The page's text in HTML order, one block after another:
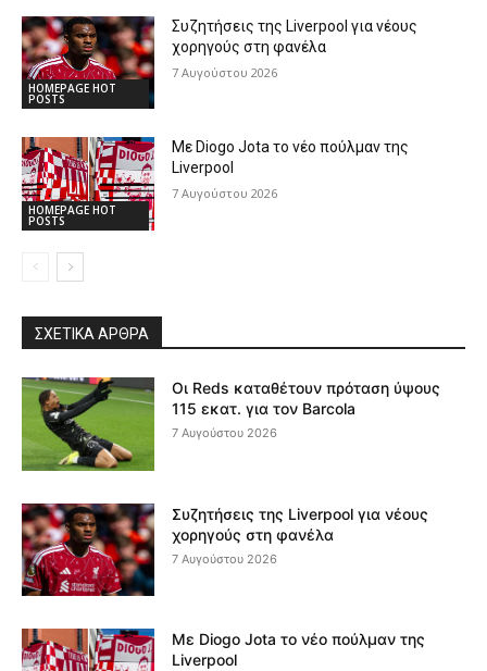
HOMEPAGE HOT
POSTS
Συζητήσεις της Liverpool για νέους
χορηγούς στη φανέλα
7 Αυγούστου 2026
HOMEPAGE HOT
POSTS
Με Diogo Jota το νέο πούλμαν της
Liverpool
7 Αυγούστου 2026
ΣΧΕΤΙΚΆ ΆΡΘΡΑ
Οι Reds καταθέτουν πρόταση ύψους
115 εκατ. για τον Barcola
7 Αυγούστου 2026
Συζητήσεις της Liverpool για νέους
χορηγούς στη φανέλα
7 Αυγούστου 2026
Με Diogo Jota το νέο πούλμαν της
Liverpool